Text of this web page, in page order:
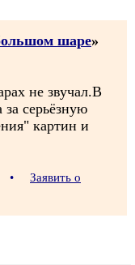
шаре»
не звучал.В
серьёзную
картин и
•
Заявить о